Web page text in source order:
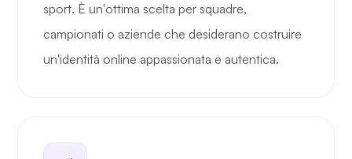
sport. È un'ottima scelta per squadre,
campionati o aziende che desiderano costruire
un'identità online appassionata e autentica.